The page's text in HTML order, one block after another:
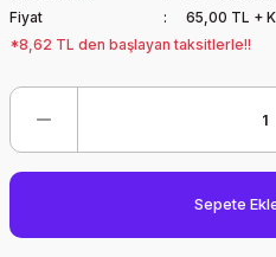
Fiyat
65,00 TL +
*8,62 TL den başlayan taksitlerle!!
Sepete